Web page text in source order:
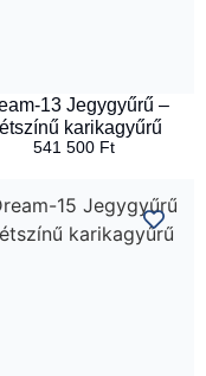
13 Jegygyűrű –
karikagyűrű
541 500 Ft